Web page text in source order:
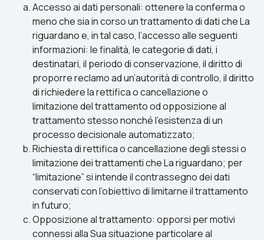
Accesso ai dati personali: ottenere la conferma o
meno che sia in corso un trattamento di dati che La
riguardano e, in tal caso, l’accesso alle seguenti
informazioni: le finalità, le categorie di dati, i
destinatari, il periodo di conservazione, il diritto di
proporre reclamo ad un’autorità di controllo, il diritto
di richiedere la rettifica o cancellazione o
limitazione del trattamento od opposizione al
trattamento stesso nonché l’esistenza di un
processo decisionale automatizzato;
Richiesta di rettifica o cancellazione degli stessi o
limitazione dei trattamenti che La riguardano; per
“limitazione” si intende il contrassegno dei dati
conservati con l’obiettivo di limitarne il trattamento
in futuro;
Opposizione al trattamento: opporsi per motivi
connessi alla Sua situazione particolare al